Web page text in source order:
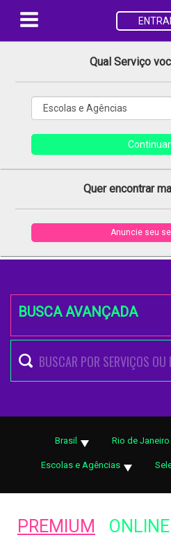
Qual Serviço
Continuar
Quer encontrar
Anuncie seu
BUSCA AVANÇADA
Brasil Rio de Janeiro
Escolas e Agências
PREMIUM ONLINE